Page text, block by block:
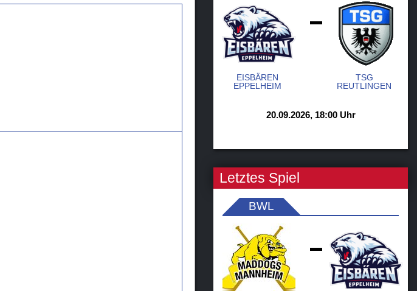
EISBÄREN
EPPELHEIM
-
TSG
REUTLINGEN
20.09.2026, 18:00 Uhr
Letztes Spiel
BWL
-